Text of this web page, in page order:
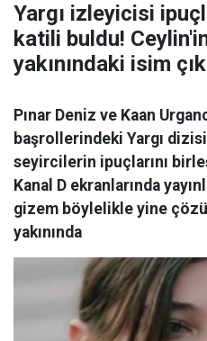
Yargı izleyicisi
katili buldu!
yakınındaki isim
Pınar Deniz ve Kaan
başrollerindeki Yargı
seyircilerin ipuçlarını
Kanal D ekranlarında
gizem böylelikle yine
yakınında